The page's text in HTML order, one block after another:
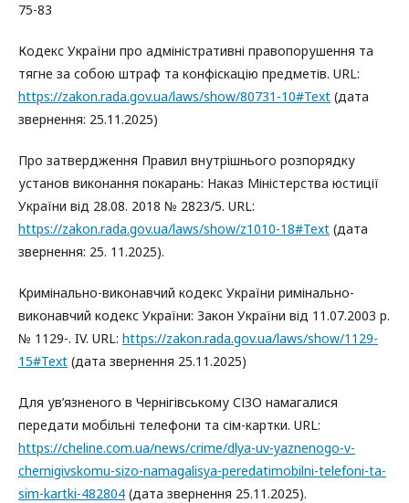
75-83
Кодекс України про адміністративні правопорушення та
тягне за собою штраф та конфіскацію предметів. URL:
https://zakon.rada.gov.ua/laws/show/80731-10#Text (дата
звернення: 25.11.2025)
Про затвердження Правил внутрішнього розпорядку
установ виконання покарань: Наказ Міністерства юстиції
України від 28.08. 2018 № 2823/5. URL:
https://zakon.rada.gov.ua/laws/show/z1010-18#Text (дата
звернення: 25. 11.2025).
Кримінально-виконавчий кодекс України римінально-
виконавчий кодекс України: Закон України від 11.07.2003 р.
№ 1129-. IV. URL: https://zakon.rada.gov.ua/laws/show/1129-
15#Text (дата звернення 25.11.2025)
Для ув’язненого в Чернігівському СІЗО намагалися
передати мобільні телефони та сім-картки. URL:
https://cheline.com.ua/news/crime/dlya-uv-yaznenogo-v-
chernigivskomu-sizo-namagalisya-peredatimobilni-telefoni-ta-
sim-kartki-482804 (дата звернення 25.11.2025).